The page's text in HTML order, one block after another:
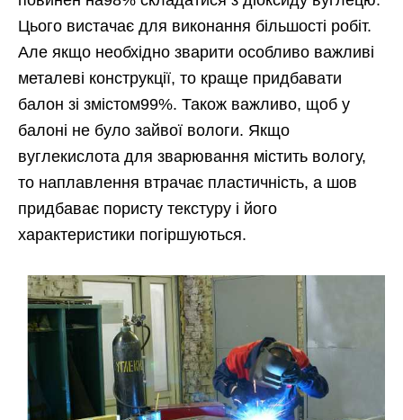
Цього вистачає для виконання більшості робіт.
Але якщо необхідно зварити особливо важливі
металеві конструкції, то краще придбавати
балон зі змістом99%. Також важливо, щоб у
балоні не було зайвої вологи. Якщо
вуглекислота для зварювання містить вологу,
то наплавлення втрачає пластичність, а шов
придбаває пористу текстуру і його
характеристики погіршуються.